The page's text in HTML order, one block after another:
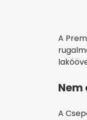
A
Nem
A